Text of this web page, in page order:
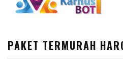
PAKET TERMURAH